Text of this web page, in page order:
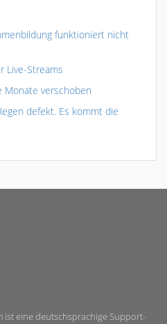
funktioniert nicht
Live-Streams
Monate verschoben
defekt. Es kommt die
ist eine deutschsprachige Support-